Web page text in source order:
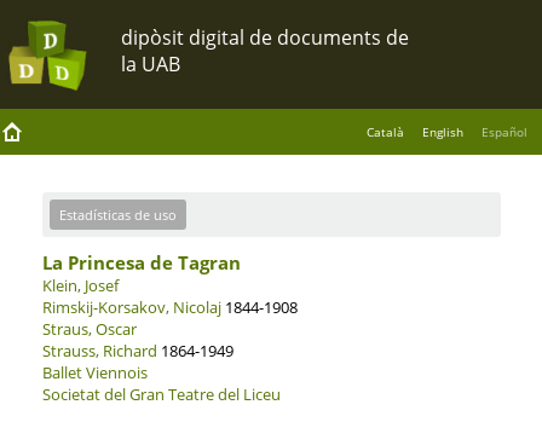
Català English Español
Estadísticas de uso
La Princesa de Tagran
Klein, Josef
Rimskij-Korsakov, Nicolaj1844-1908
Straus, Oscar
Strauss, Richard 1864-1949
Ballet Viennois
Societat del Gran Teatre del Liceu